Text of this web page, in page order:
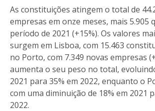
As constituições atingem o total de
empresas em onze meses, mais 5.905
período de 2021 (+15%). Os valores
surgem em Lisboa, com 15.463
no Porto, com 7.349 novas empresas
aumenta o seu peso no total,
2021 para 35% em 2022, enquanto o
com uma diminuição de 18% em 2021
2022.